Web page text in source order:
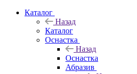
Каталог
Назад
Каталог
Оснастка
Назад
Оснастка
Абразив